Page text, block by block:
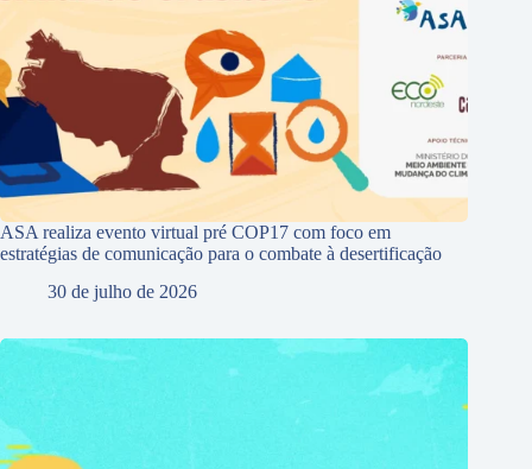
ASA realiza evento virtual pré COP17 com foco em
estratégias de comunicação para o combate à desertificação
30 de julho de 2026